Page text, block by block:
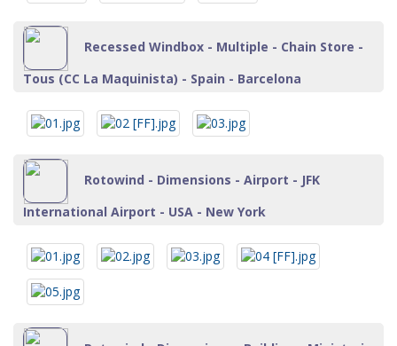
Recessed Windbox - Multiple - Chain Store -
Tous (CC La Maquinista) - Spain - Barcelona
Rotowind - Dimensions - Airport - JFK
International Airport - USA - New York